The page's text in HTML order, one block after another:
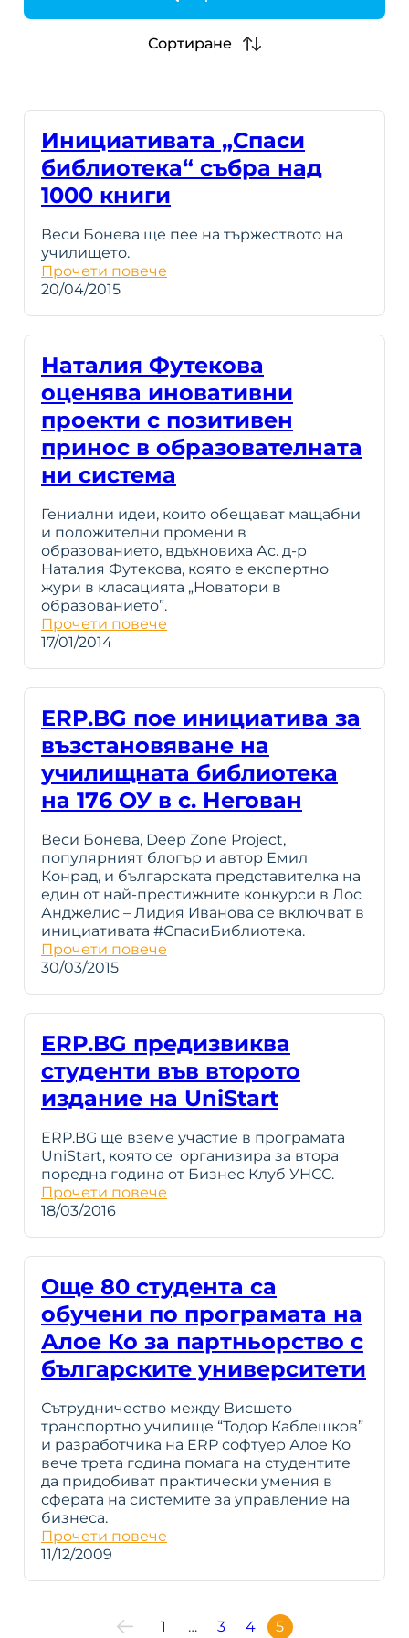
h
Сортиране
Инициативата „Спаси
библиотека“ събра над
1000 книги
Веси Бонева ще пее на тържеството на
училището.
Прочети повече
20/04/2015
Наталия Футекова
оценява иновативни
проекти с позитивен
принос в образователната
ни система
Гениални идеи, които обещават мащабни
и положителни промени в
образованието, вдъхновиха Ас. д-р
Наталия Футекова, която е експертно
жури в класацията „Новатори в
образованието”.
Прочети повече
17/01/2014
ERP.BG пое инициатива за
възстановяване на
училищната библиотека
на 176 ОУ в с. Негован
Веси Бонева, Deep Zone Project,
популярният блогър и автор Емил
Конрад, и българската представителка на
един от най-престижните конкурси в Лос
Анджелис – Лидия Иванова се включват в
инициативата #СпасиБиблиотека.
Прочети повече
30/03/2015
ERP.BG предизвиква
студенти във второто
издание на UniStart
ERP.BG ще вземе участие в програмата
UniStart, която се организира за втора
поредна година от Бизнес Клуб УНСС.
Прочети повече
18/03/2016
Още 80 студента са
обучени по програмата на
Алое Ко за партньорство с
българските университети
Сътрудничество между Висшето
транспортно училище “Тодор Каблешков”
и разработчика на ERP софтуер Алое Ко
вече трета година помага на студентите
да придобиват практически умения в
сферата на системите за управление на
бизнеса.
Прочети повече
11/12/2009
1 … 3 4 5